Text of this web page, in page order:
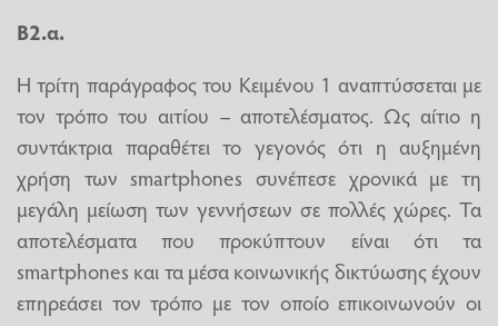
Β2.α.
Η τρίτη παράγραφος του Κειμένου 1 αναπτύσσεται με
τον τρόπο του αιτίου – αποτελέσματος. Ως αίτιο η
συντάκτρια παραθέτει το γεγονός ότι η αυξημένη
χρήση των smartphones συνέπεσε χρονικά με τη
μεγάλη μείωση των γεννήσεων σε πολλές χώρες. Τα
αποτελέσματα που προκύπτουν είναι ότι τα
smartphones και τα μέσα κοινωνικής δικτύωσης έχουν
επηρεάσει τον τρόπο με τον οποίο επικοινωνούν οι